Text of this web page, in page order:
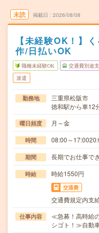
未読 掲載日 2026/08/08
【未経験OK！】
作/日払いOK
職種未経験OK 交通費別途
派遣
勤務地
三重県松阪市
徳和駅から車12
曜日頻度 月～金
時間 08:00～
期間 長期でお仕事で
時給 時給1550円
交通費
交通費規定内支
仕事内容
≪急募！高時給
シゴト！≫自動